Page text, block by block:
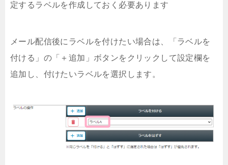
定するラベルを作成しておく必要あります
メール配信後にラベルを付けたい場合は、「ラベルを
付ける」の「＋追加」ボタンをクリックして設定欄を
追加し、付けたいラベルを選択します。